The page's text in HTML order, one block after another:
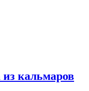
кальмаров